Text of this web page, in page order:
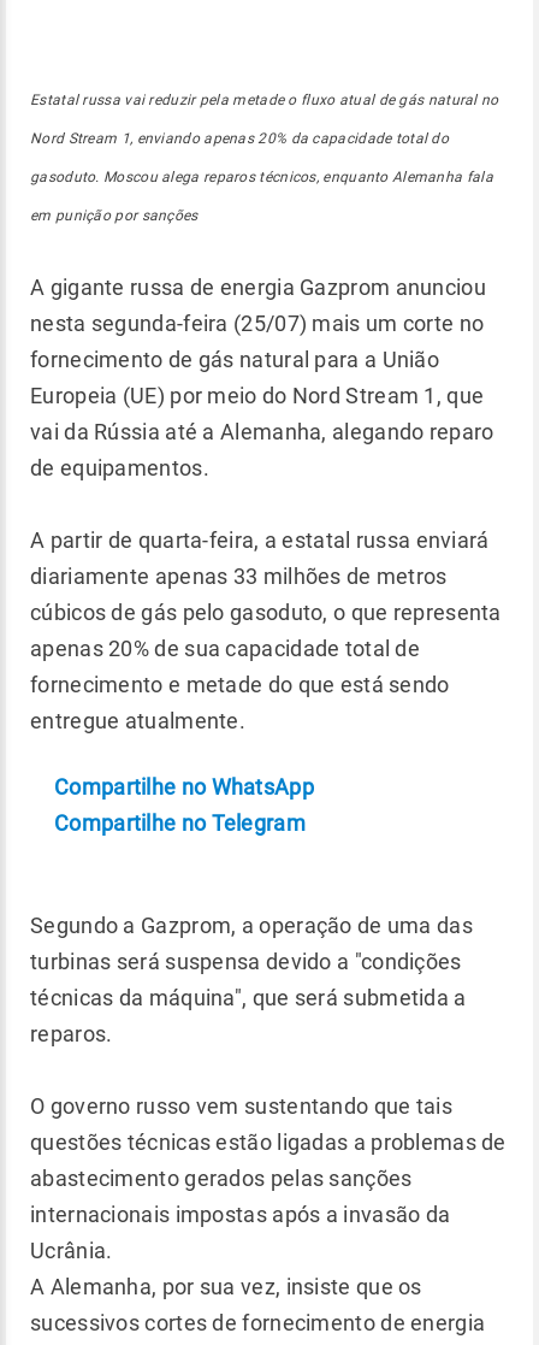
Estatal russa vai reduzir pela metade o fluxo atual de gás natural no
Nord Stream 1, enviando apenas 20% da capacidade total do
gasoduto. Moscou alega reparos técnicos, enquanto Alemanha fala
em punição por sanções
A gigante russa de energia Gazprom anunciou
nesta segunda-feira (25/07) mais um corte no
fornecimento de gás natural para a União
Europeia (UE) por meio do Nord Stream 1, que
vai da Rússia até a Alemanha, alegando reparo
de equipamentos.
A partir de quarta-feira, a estatal russa enviará
diariamente apenas 33 milhões de metros
cúbicos de gás pelo gasoduto, o que representa
apenas 20% de sua capacidade total de
fornecimento e metade do que está sendo
entregue atualmente.
Compartilhe no WhatsApp
Compartilhe no Telegram
Segundo a Gazprom, a operação de uma das
turbinas será suspensa devido a "condições
técnicas da máquina", que será submetida a
reparos.
O governo russo vem sustentando que tais
questões técnicas estão ligadas a problemas de
abastecimento gerados pelas sanções
internacionais impostas após a invasão da
Ucrânia.
A Alemanha, por sua vez, insiste que os
sucessivos cortes de fornecimento de energia